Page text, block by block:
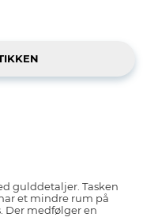
gulddetaljer. Tasken
et mindre rum på
Der medfølger en